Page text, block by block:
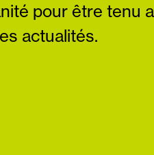
pour être tenu
actualités.